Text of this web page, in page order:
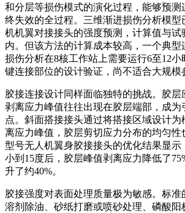
和分层等损伤模式的演化过程，能够预测
终失效的全过程。三维渐进损伤分析模型
机机翼对接接头的强度预测，计算值与试
内。但该方法的计算成本较高，一个典
损伤分析在8核工作站上需要运行6至12
键连接部位的设计验证，尚不适合大规模
胶接连接设计同样面临独特的挑战。胶层
剥离应力峰值往往出现在胶层端部，成为
点。斜面搭接接头通过将搭接区域设计为
离应力峰值，胶层剪切应力分布的均匀性
型号无人机翼身胶接接头的优化结果显示
小到15度后，胶层峰值剥离应力降低了
升了约40%。
胶接强度对表面处理质量极为敏感。标
溶剂除油、砂纸打磨或喷砂处理、磷酸阳